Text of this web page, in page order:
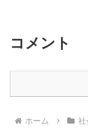
コメント
ホーム 社